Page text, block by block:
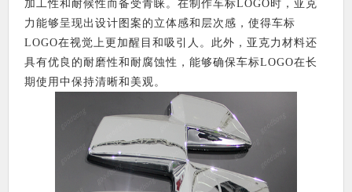
加工性和耐候性而备受青睐。在制作车标LOGO时，亚克
力能够呈现出设计图案的立体感和层次感，使得车标
LOGO在视觉上更加醒目和吸引人。此外，亚克力材料还
具有优良的耐磨性和耐腐蚀性，能够确保车标LOGO在长
期使用中保持清晰和美观。